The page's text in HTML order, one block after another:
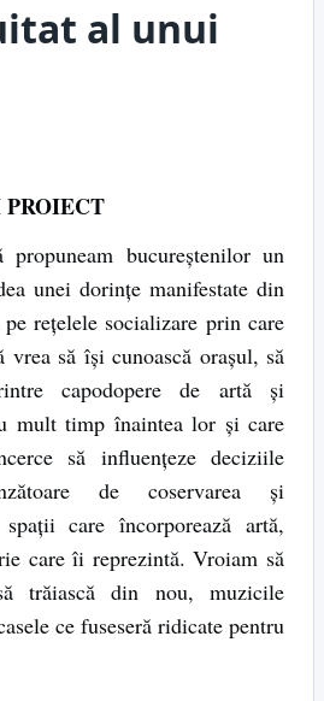
al unui
PROIECT
bucureştenilor un
unei dorinţe manifestate din
reţelele socializare prin care
vrea să îşi cunoască oraşul, să
capodopere de artă şi
mult timp înaintea lor şi care
să influenţeze deciziile
de coservarea şi
care încorporează artă,
care îi reprezintă. Vroiam să
trăiască din nou, muzicile
ce fuseseră ridicate pentru